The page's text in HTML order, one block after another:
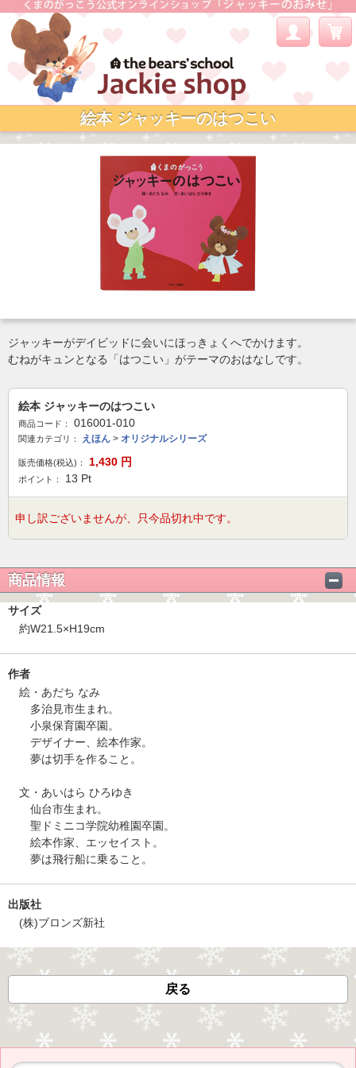
絵本 ジャッキーのはつこい
ジャッキーがデイビッドに会いにほっきょくへでかけます。
むねがキュンとなる「はつこい」がテーマのおはなしです。
絵本 ジャッキーのはつこい
商品コード： 016001-010
関連カテゴリ： えほん > オリジナルシリーズ
販売価格(税込)： 1,430 円
ポイント： 13 Pt
申し訳ございませんが、只今品切れ中です。
商品情報
サイズ
約W21.5×H19cm
作者
絵・あだち なみ
多治見市生まれ。
小泉保育園卒園。
デザイナー、絵本作家。
夢は切手を作ること。
文・あいはら ひろゆき
仙台市生まれ。
聖ドミニコ学院幼稚園卒園。
絵本作家、エッセイスト。
夢は飛行船に乗ること。
出版社
(株)ブロンズ新社
戻る